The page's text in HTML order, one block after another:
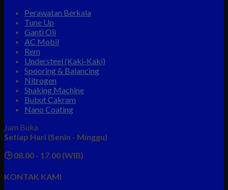
Perawatan Berkala
Tune Up
Ganti Oli
AC Mobil
Rem
Understeel (Kaki-Kaki)
Spooring & Balancing
Nitrogen
Shaking Machine
Bubut Cakram
Nano Coating
Jam Buka
Setiap Hari (Senin - Minggu)
🕒 08.00 - 17.00 (WIB)
KONTAK KAMI